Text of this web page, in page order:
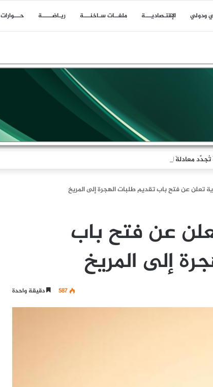
ودولي اﻹقتـصاديـــة ملفــات سـاخنـــة ريـاضـــــة حـــوارات
معادلةَ الردع
تعلن عن فتح باب تقديم طلبات الهجرة إلى المريخ
عن فتح باب
إلى المريخ
587 دقيقة واحدة